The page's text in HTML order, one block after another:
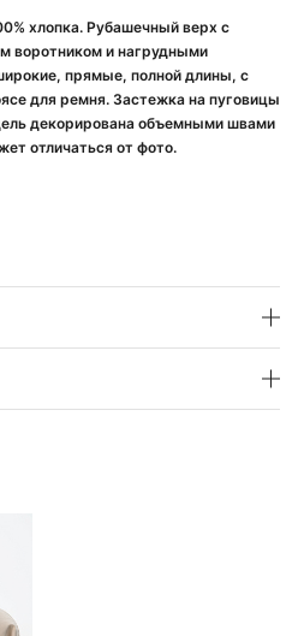
хлопка. Рубашечный верх с
воротником и нагрудными
прямые, полной длины, с
для ремня. Застежка на пуговицы
декорирована объемными швами
отличаться от фото.